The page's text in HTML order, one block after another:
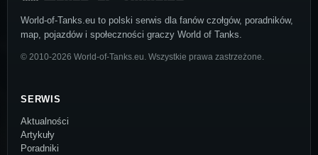
World-of-Tanks.eu to polski serwis dla fanów czołgów, poradników,
map, pojazdów i społeczności graczy World of Tanks.
© 2010-2026 World-of-Tanks.eu. Wszystkie prawa zastrzeżone.
SERWIS
Aktualności
Artykuły
Poradniki